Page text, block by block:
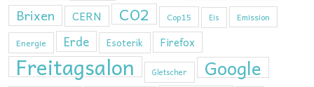
Brixen CERN CO2 Cop15 Eis
Emission
Energie
Erde Esoterik Firefox
Freitagsalon Gletscher Google